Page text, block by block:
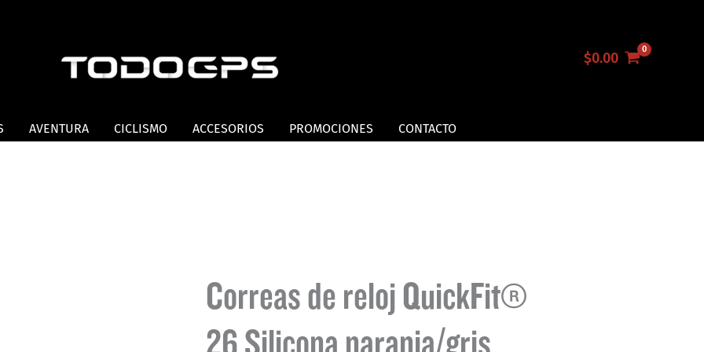
$0.00
AVENTURA CICLISMO ACCESORIOS PROMOCIONES CONTACTO
Correas de reloj QuickFit®